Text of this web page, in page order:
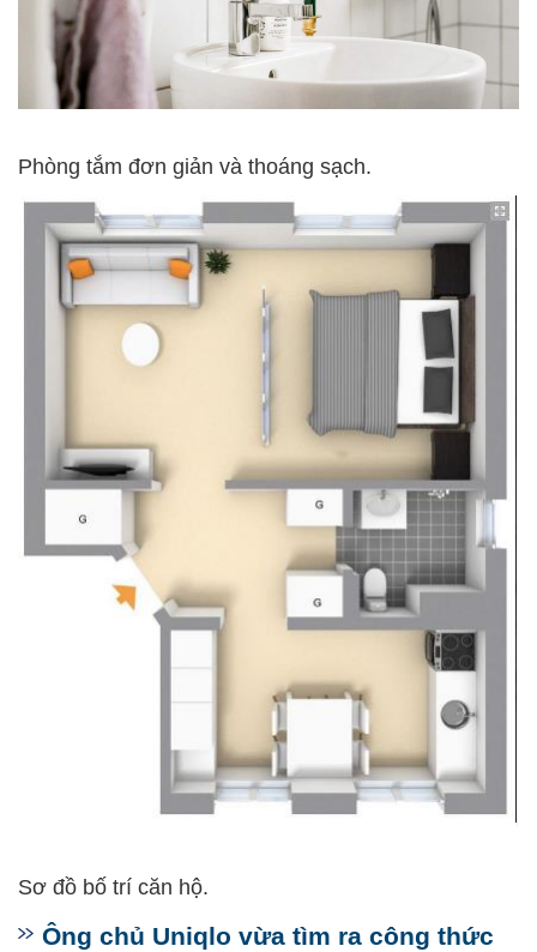
Phòng tắm đơn giản và thoáng sạch.
Sơ đồ bố trí căn hộ.
Ông chủ Uniqlo vừa tìm ra công thức